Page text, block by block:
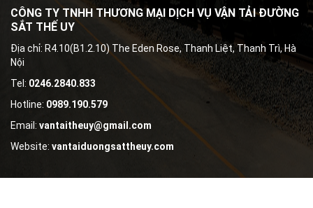
CÔNG TY TNHH THƯƠNG MẠI DỊCH VỤ VẬN TẢI ĐƯỜNG
SẮT THẾ UY
Địa chỉ: R4.10(B1.2.10) The Eden Rose, Thanh Liệt, Thanh Trì, Hà
Nội
Tel: 0246.2840.833
Hotline: 0989.190.579
Email: vantaitheuy@gmail.com
Website: vantaiduongsattheuy.com